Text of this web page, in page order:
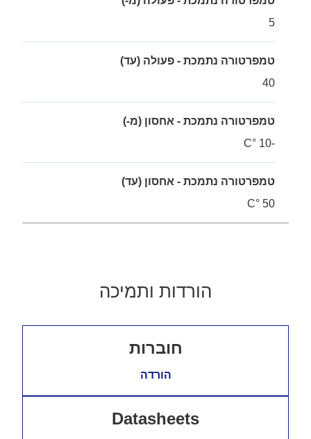
5
טמפרטורה נתמכת - פעולה (עד)
40
טמפרטורה נתמכת - אחסון (מ-)
-10 °C
טמפרטורה נתמכת - אחסון (עד)
50 °C
הורדות ותמיכה
חוברות
הורדה
Datasheets